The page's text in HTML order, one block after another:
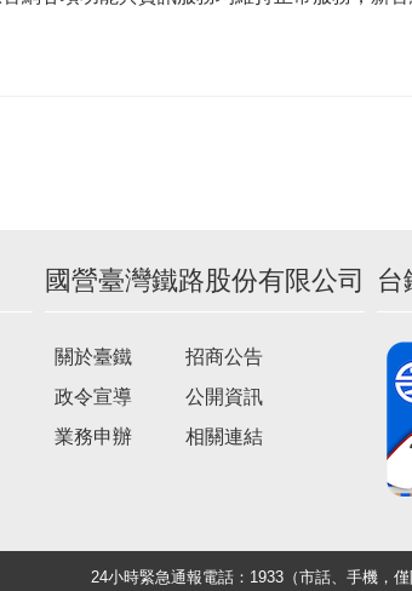
國營臺灣鐵路股份有限公司
關於臺鐵
政令宣導
業務申辦
招商公告
公開資訊
相關連結
台
24小時緊急通報電話：1933（市話、手機，